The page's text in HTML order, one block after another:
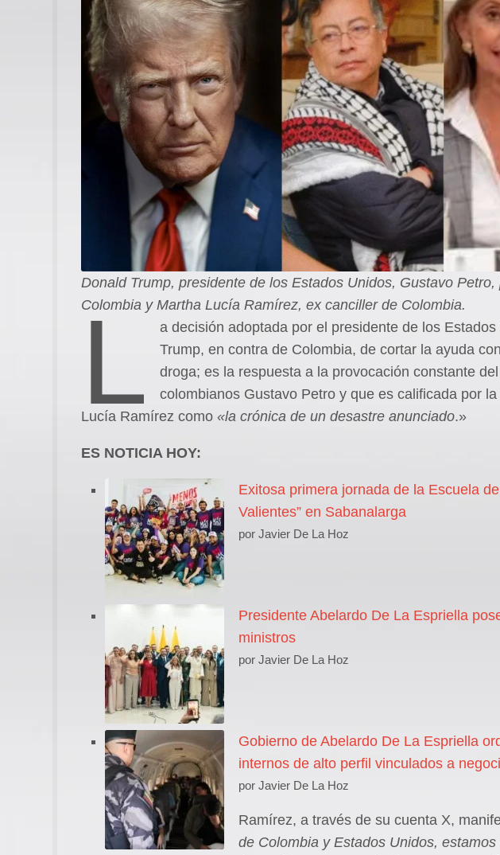
Donald Trump, presidente de los Estados Unidos, Gustavo
Colombia y Martha Lucía Ramírez, ex canciller de Colombia.
L
a decisión adoptada por el presidente de los
Trump, en contra de Colombia, de cortar la ayuda
droga; es la respuesta a la provocación constante
colombianos Gustavo Petro y que es calificada por
Lucía Ramírez como «la crónica de un desastre anunciado.»
ES NOTICIA HOY:
Exitosa primera jornada de la Escuela
Valientes” en Sabanalarga
por Javier De La Hoz
Presidente Abelardo De La Espriella
ministros
por Javier De La Hoz
Gobierno de Abelardo De La Espriella
internos de alto perfil vinculados a
por Javier De La Hoz
Ramírez, a través de su cuenta X,
de Colombia y Estados Unidos,